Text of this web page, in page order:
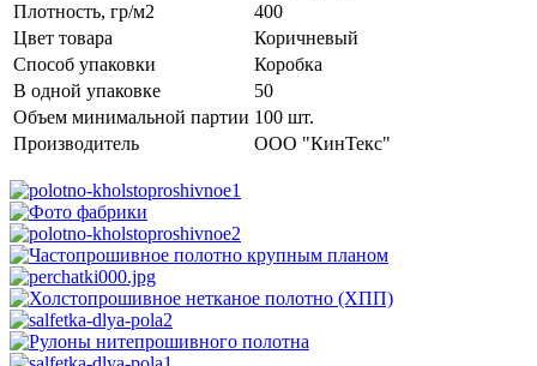
Плотность, гр/м2
400
Цвет товара
Коричневый
Способ упаковки
Коробка
В одной упаковке
50
Объем минимальной партии 100 шт.
Производитель
ООО "КинТекс"